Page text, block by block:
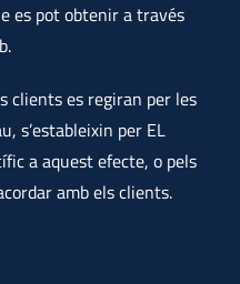
es pot obtenir a través
clients es regiran per les
s’estableixin per EL
a aquest efecte, o pels
amb els clients.